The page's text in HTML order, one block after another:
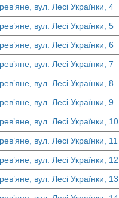
вул. Лесі Українки, 4
вул. Лесі Українки, 5
вул. Лесі Українки, 6
вул. Лесі Українки, 7
вул. Лесі Українки, 8
вул. Лесі Українки, 9
вул. Лесі Українки, 10
вул. Лесі Українки, 11
вул. Лесі Українки, 12
вул. Лесі Українки, 13